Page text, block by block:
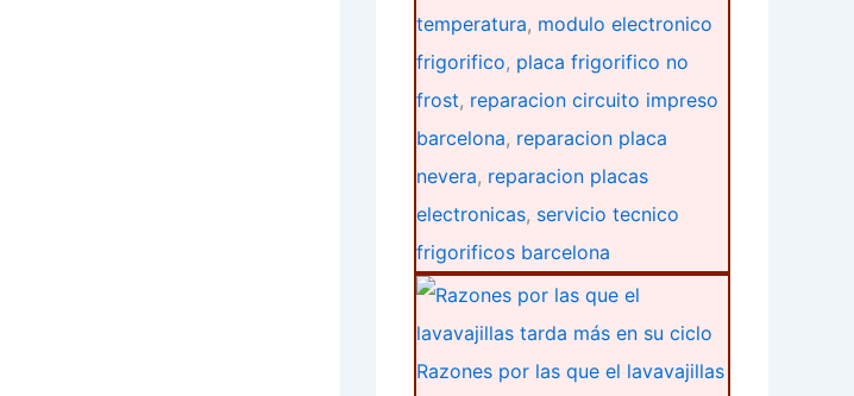
temperatura, modulo electronico
frigorifico, placa frigorifico no
frost, reparacion circuito impreso
barcelona, reparacion placa
nevera, reparacion placas
electronicas, servicio tecnico
frigorificos barcelona
Razones por las que el lavavajillas